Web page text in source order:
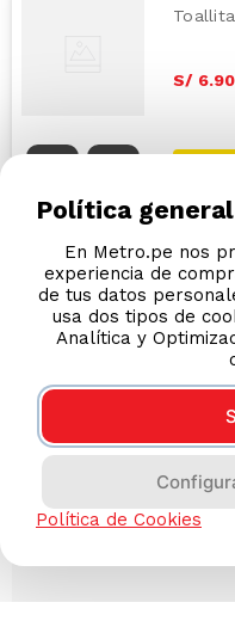
S/ 6.90
Política
En Metro.pe nos
experiencia de
de tus datos
usa dos tipos de
Analítica y
Política de Cookies